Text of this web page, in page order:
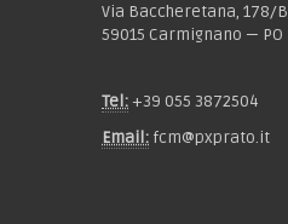
Via Baccheretana, 178/B
59015 Carmignano — PO
Tel: +39 055 3872504
Email: fcm@pxprato.it